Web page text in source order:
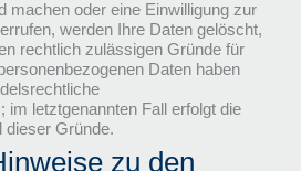
machen oder eine Einwilligung zur
werden Ihre Daten gelöscht,
rechtlich zulässigen Gründe für
Daten haben
im letztgenannten Fall erfolgt die
dieser Gründe.
zu den